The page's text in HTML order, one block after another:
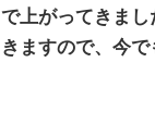
で上がってきま
きますので、今で